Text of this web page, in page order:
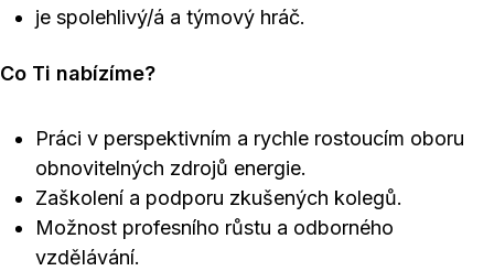
je spolehlivý/á a týmový hráč.
Co Ti nabízíme?
Práci v perspektivním a rychle rostoucím oboru
obnovitelných zdrojů energie.
Zaškolení a podporu zkušených kolegů.
Možnost profesního růstu a odborného
vzdělávání.